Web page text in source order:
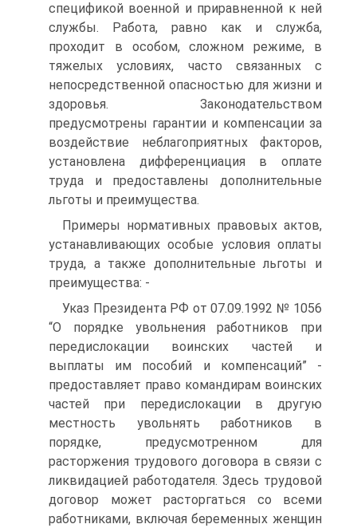
спецификой военной и приравненной к ней
службы. Работа, равно как и служба,
проходит в особом, сложном режиме, в
тяжелых условиях, часто связанных с
непосредственной опасностью для жизни и
здоровья. Законодательством
предусмотрены гарантии и компенсации за
воздействие неблагоприятных факторов,
установлена дифференциация в оплате
труда и предоставлены дополнительные
льготы и преимущества.
Примеры нормативных правовых актов,
устанавливающих особые условия оплаты
труда, а также дополнительные льготы и
преимущества: -
Указ Президента РФ от 07.09.1992 № 1056
“О порядке увольнения работников при
передислокации воинских частей и
выплаты им пособий и компенсаций” -
предоставляет право командирам воинских
частей при передислокации в другую
местность увольнять работников в
порядке, предусмотренном для
расторжения трудового договора в связи с
ликвидацией работодателя. Здесь трудовой
договор может расторгаться со всеми
работниками, включая беременных женщин